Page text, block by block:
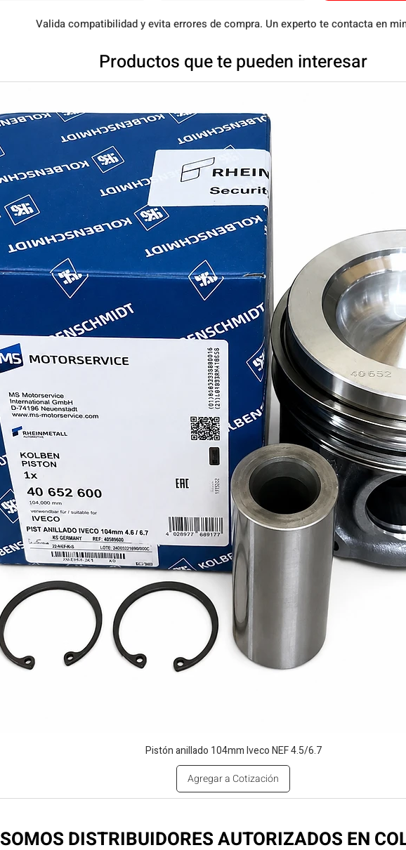
Valida compatibilidad y evita errores de compra. Un experto te contacta en
Productos que te pueden interesar
Pistón anillado 104mm Iveco NEF 4.5/6.7
Agregar a Cotización
SOMOS DISTRIBUIDORES AUTORIZADOS EN